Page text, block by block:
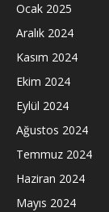
Ocak 2025
Aralık 2024
Kasım 2024
Ekim 2024
Eylül 2024
Ağustos 2024
Temmuz 2024
Haziran 2024
Mayıs 2024